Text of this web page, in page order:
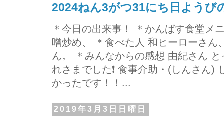
2024ねん3がつ31にち日ようび
＊今日の出来事！ ＊かんばす食堂メ
噌炒め、 ＊食べた人 和ヒーローさん
ん。 ＊みんなからの感想 由紀さん
れさまでした❗ 食事介助・(しんさん)
かったです！！...
2019年3月3日日曜日